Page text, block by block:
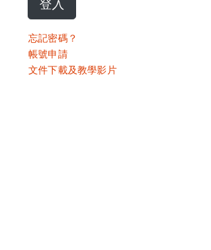
登入
忘記密碼？
帳號申請
文件下載及教學影片